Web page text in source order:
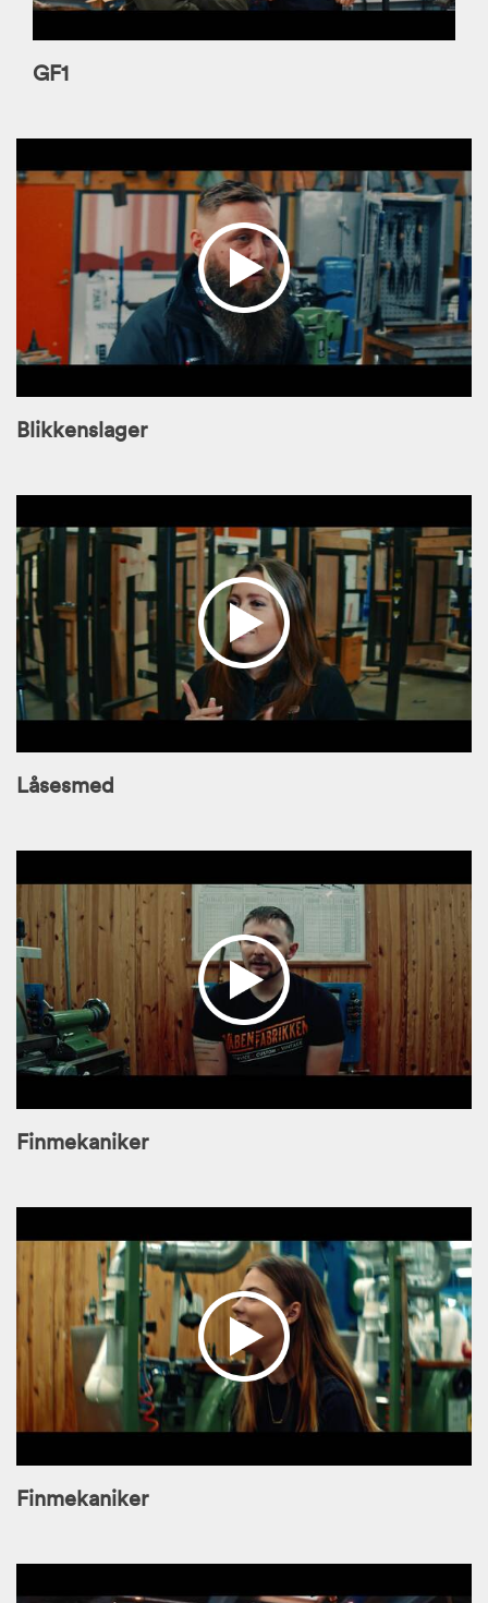
GF1
Blikkenslager
Låsesmed
Finmekaniker
Finmekaniker